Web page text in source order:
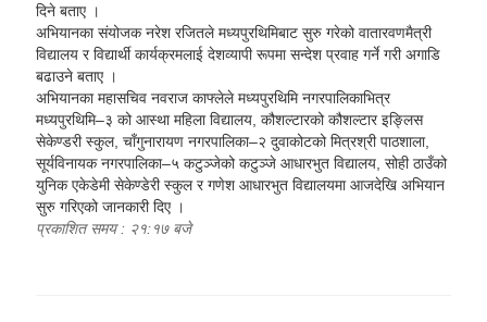
दिने बताए ।
अभियानका संयोजक नरेश रजितले मध्यपुरथिमिबाट सुरु गरेको वातारवणमैत्री
विद्यालय र विद्यार्थी कार्यक्रमलाई देशव्यापी रूपमा सन्देश प्रवाह गर्ने गरी अगाडि
बढाउने बताए ।
अभियानका महासचिव नवराज काफ्लेले मध्यपुरथिमि नगरपालिकाभित्र
मध्यपुरथिमि–३ को आस्था महिला विद्यालय, कौशल्टारको कौशल्टार इङ्लिस
सेकेण्डरी स्कुल, चाँगुनारायण नगरपालिका–२ दुवाकोटको मित्रश्री पाठशाला,
सूर्यविनायक नगरपालिका–५ कटुञ्जेको कटुञ्जे आधारभुत विद्यालय, सोही ठाउँको
युनिक एकेडेमी सेकेण्डेरी स्कुल र गणेश आधारभुत विद्यालयमा आजदेखि अभियान
सुरु गरिएको जानकारी दिए ।
प्रकाशित समय : २१:१७ बजे